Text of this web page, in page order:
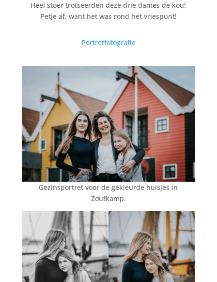
Heel stoer trotseerden deze drie dames de kou!
Petje af, want het was rond het vriespunt!
Portretfotografie
Gezinsportret voor de gekleurde huisjes in
Zoutkamp.